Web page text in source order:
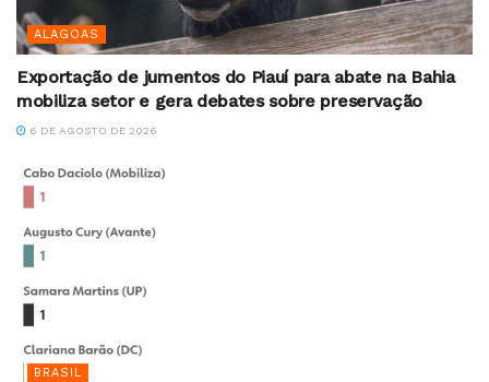
ALAGOAS
Exportação de jumentos do Piauí para abate na Bahia
mobiliza setor e gera debates sobre preservação
6 DE AGOSTO DE 2026
BRASIL